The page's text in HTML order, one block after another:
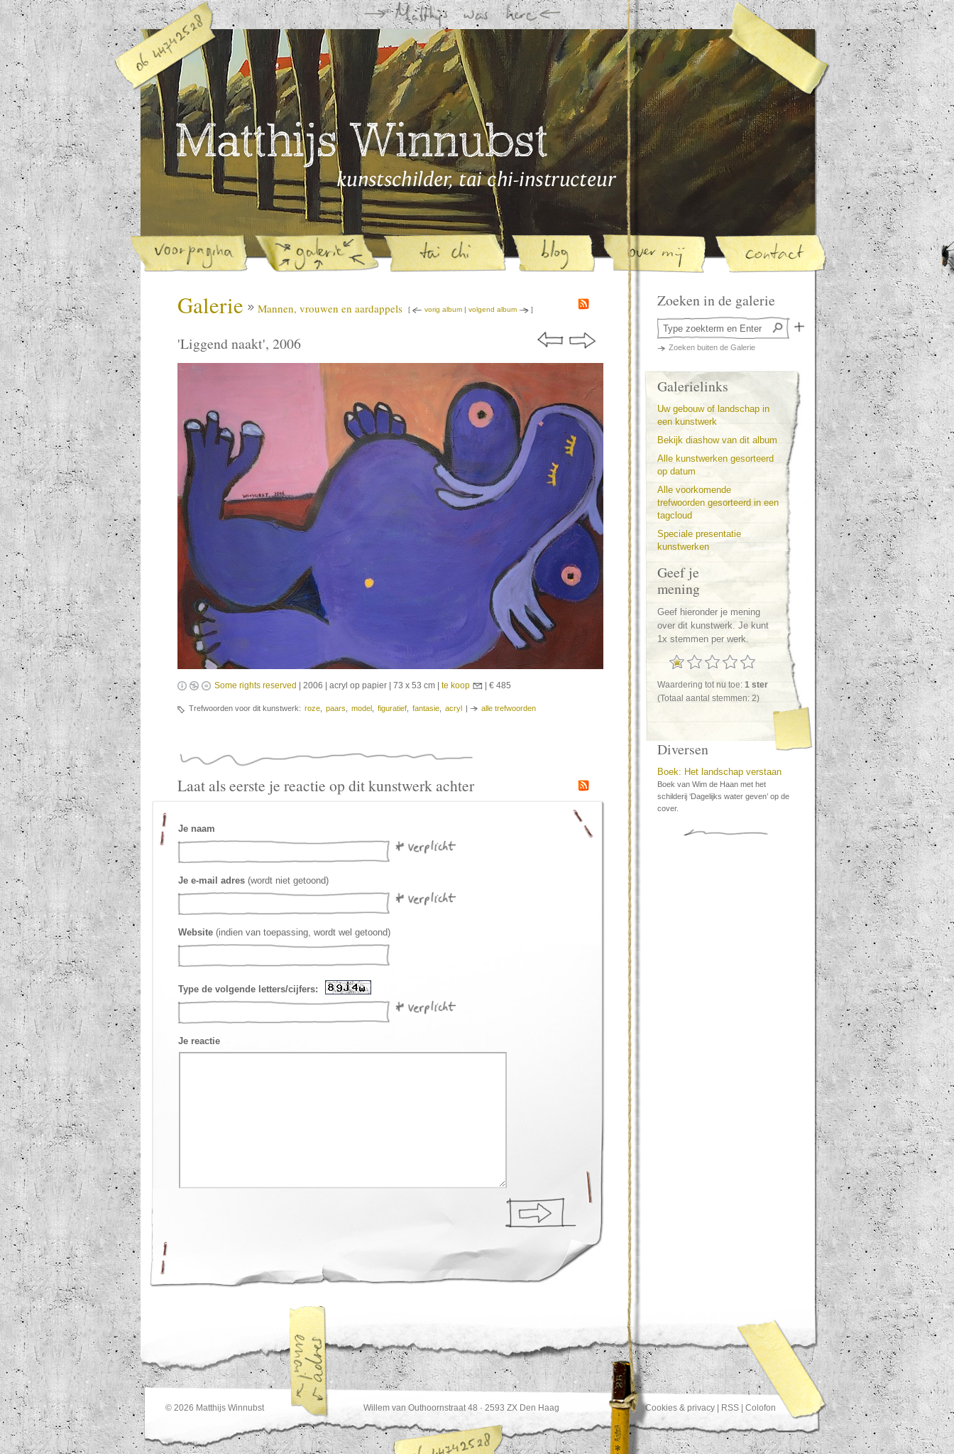
Galerie Mannen, vrouwen en aardappels [ vorig album | volgend album ]
'Liggend naakt', 2006
Some rights reserved | 2006 | acryl op papier | 73 x 53 cm | te koop | € 485
Trefwoorden voor dit kunstwerk: roze, paars, model , figuratief, fantasie, acryl alle trefwoorden
Laat als eerste je reactie op dit kunstwerk achter
Je naam
Je e-mail adres (wordt niet getoond)
Website (indien van toepassing, wordt wel getoond)
Type de volgende letters/cijfers:
Je reactie
Zoeken in de galerie
Zoeken buiten de Galerie
Galerielinks
Uw gebouw of landschap in
een kunstwerk
Bekijk diashow van dit album
Alle kunstwerken gesorteerd
op datum
Alle voorkomende
trefwoorden gesorteerd in een
tagcloud
Speciale presentatie
kunstwerken
Geef je
mening
Geef hieronder je mening
over dit kunstwerk. Je kunt
1x stemmen per werk.
Waardering tot nu toe: 1 ster
(Totaal aantal stemmen: 2)
Diversen
Boek: Het landschap verstaan
Boek van Wim de Haan met het
schilderij ‘Dagelijks water geven’ op de
cover.
© 2026 Matthijs Winnubst Willem van Outhoornstraat 48 · 2593 ZX Den Haag Cookies & privacy RSS Colofon